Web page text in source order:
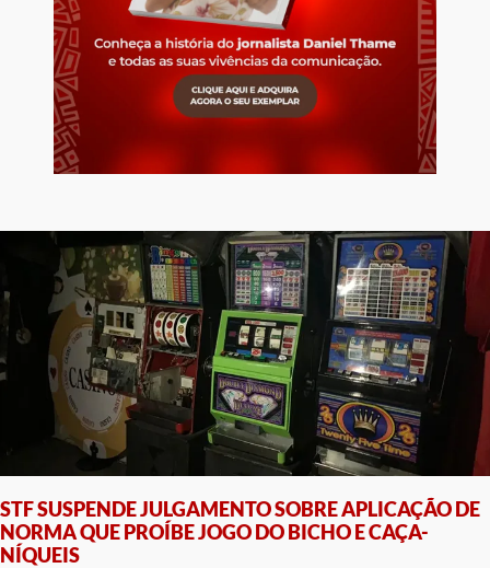
STF SUSPENDE JULGAMENTO SOBRE APLICAÇÃO DE
NORMA QUE PROÍBE JOGO DO BICHO E CAÇA-
NÍQUEIS